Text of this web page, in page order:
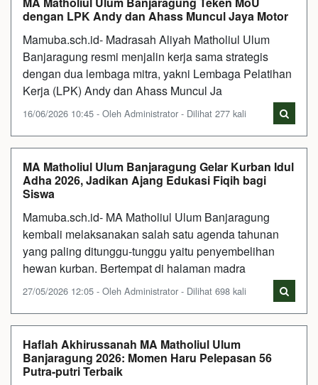
dengan LPK Andy dan Ahass Muncul Jaya Motor
Mamuba.sch.id- Madrasah Aliyah Matholiul Ulum
Banjaragung resmi menjalin kerja sama strategis
dengan dua lembaga mitra, yakni Lembaga Pelatihan
Kerja (LPK) Andy dan Ahass Muncul Ja
16/06/2026 10:45 - Oleh Administrator - Dilihat 277 kali
MA Matholiul Ulum Banjaragung Gelar Kurban Idul
Adha 2026, Jadikan Ajang Edukasi Fiqih bagi
Siswa
Mamuba.sch.id- MA Matholiul Ulum Banjaragung
kembali melaksanakan salah satu agenda tahunan
yang paling ditunggu-tunggu yaitu penyembelihan
hewan kurban. Bertempat di halaman madra
27/05/2026 12:05 - Oleh Administrator - Dilihat 698 kali
Haflah Akhirussanah MA Matholiul Ulum
Banjaragung 2026: Momen Haru Pelepasan 56
Putra-putri Terbaik